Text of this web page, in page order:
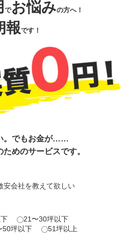
でお悩みの方へ！
報です！
。でもお金が……
めのサービスです。
安会社を教えて欲しい
21〜30坪以下
50坪以下 51坪以上